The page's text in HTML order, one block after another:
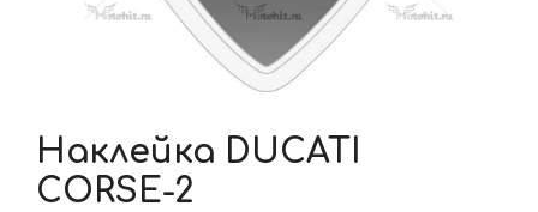
Наклейка DUCATI
CORSE-2